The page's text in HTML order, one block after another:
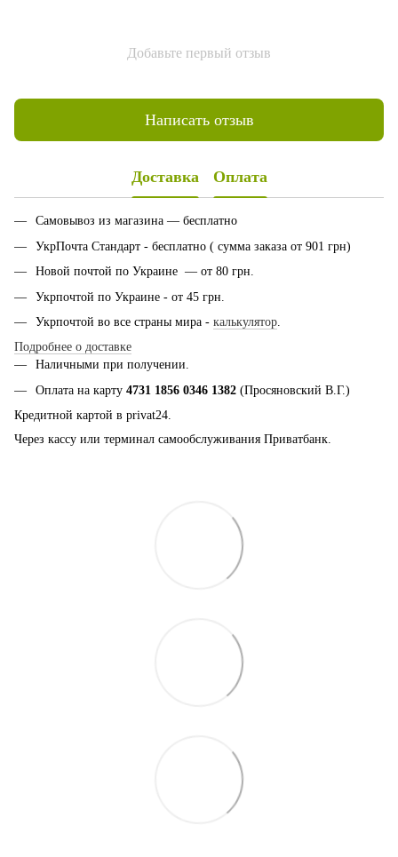
Добавьте первый отзыв
Написать отзыв
Доставка Оплата
Самовывоз из магазина — бесплатно
УкрПочта Стандарт - бесплатно ( сумма заказа от 901 грн)
Новой почтой по Украине — от 80 грн.
Укрпочтой по Украине - от 45 грн.
Укрпочтой во все страны мира - калькулятор.
Подробнее о доставке
Наличными при получении.
Оплата на карту 4731 1856 0346 1382 (Просяновский В.Г.)
Кредитной картой в privat24.
Через кассу или терминал самообслуживания Приватбанк.